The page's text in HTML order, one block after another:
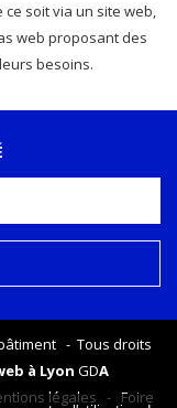
soit via un site web,
web proposant des
besoins.
- Tous droits
à Lyon GDA
légales - Foire